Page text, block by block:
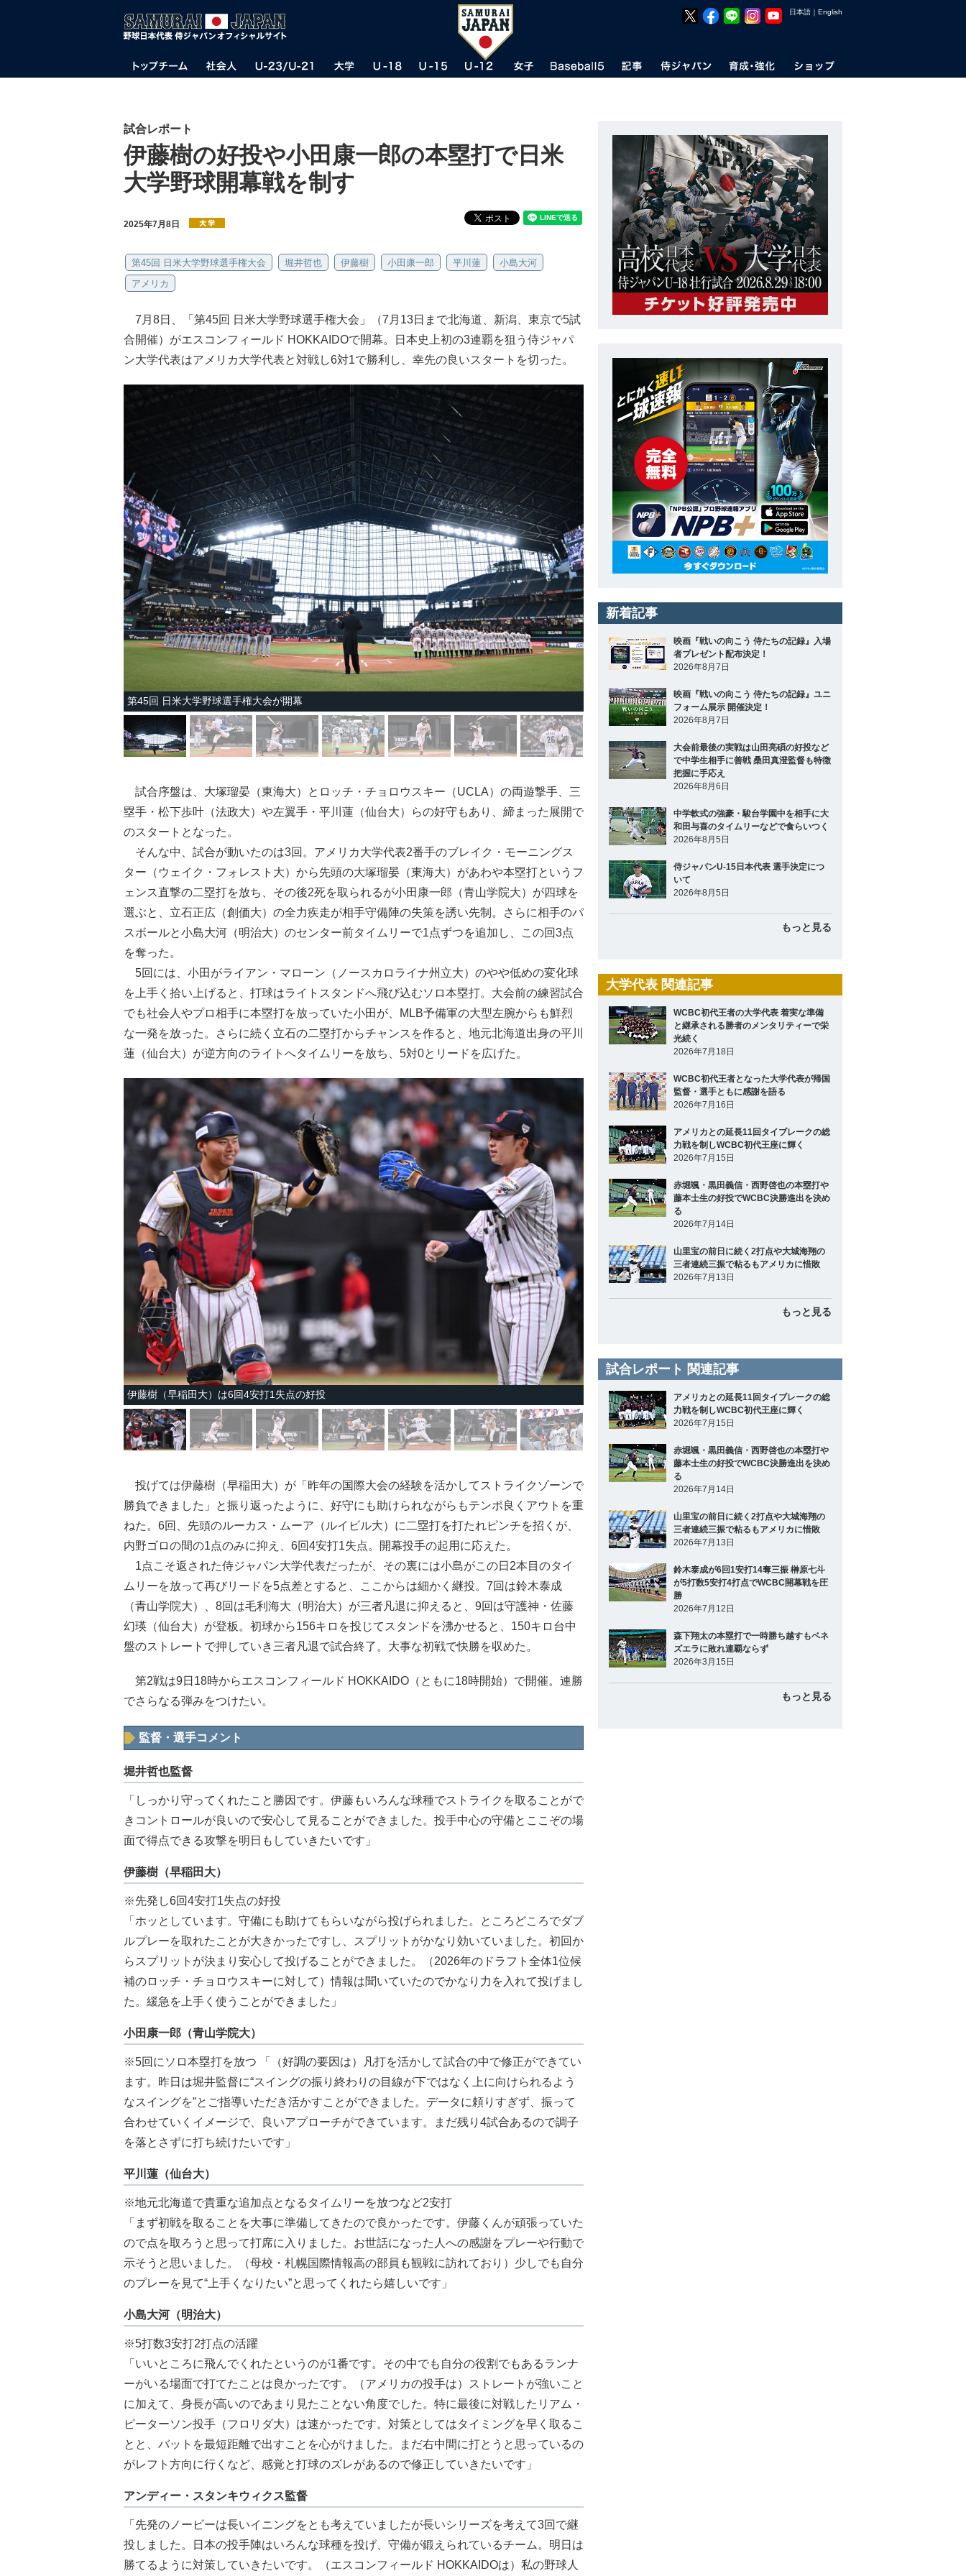
日本語 ｜ English
試合レポート
伊藤樹の好投や小田康一郎の本塁打で日米
大学野球開幕戦を制す
2025年7月8日
第45回 日米大学野球選手権大会 堀井哲也 伊藤樹 小田康一郎 平川蓮
小島大河
アメリカ
7月8日、「第45回 日米大学野球選手権大会」（7月13日まで北海道、新潟、東京で5試
合開催）がエスコンフィールド HOKKAIDOで開幕。日本史上初の3連覇を狙う侍ジャパ
ン大学代表はアメリカ大学代表と対戦し6対1で勝利し、幸先の良いスタートを切った。
第45回 日米大学野球選手権大会が開幕
試合序盤は、大塚瑠晏（東海大）とロッチ・チョロウスキー（UCLA）の両遊撃手、三
塁手・松下歩叶（法政大）や左翼手・平川蓮（仙台大）らの好守もあり、締まった展開で
のスタートとなった。
そんな中、試合が動いたのは3回。アメリカ大学代表2番手のブレイク・モーニングス
ター（ウェイク・フォレスト大）から先頭の大塚瑠晏（東海大）があわや本塁打というフ
ェンス直撃の二塁打を放ち、その後2死を取られるが小田康一郎（青山学院大）が四球を
選ぶと、立石正広（創価大）の全力疾走が相手守備陣の失策を誘い先制。さらに相手のパ
スボールと小島大河（明治大）のセンター前タイムリーで1点ずつを追加し、この回3点
を奪った。
5回には、小田がライアン・マローン（ノースカロライナ州立大）のやや低めの変化球
を上手く拾い上げると、打球はライトスタンドへ飛び込むソロ本塁打。大会前の練習試合
でも社会人やプロ相手に本塁打を放っていた小田が、MLB予備軍の大型左腕からも鮮烈
な一発を放った。さらに続く立石の二塁打からチャンスを作ると、地元北海道出身の平川
蓮（仙台大）が逆方向のライトへタイムリーを放ち、5対0とリードを広げた。
伊藤樹（早稲田大）は6回4安打1失点の好投
投げては伊藤樹（早稲田大）が「昨年の国際大会の経験を活かしてストライクゾーンで
勝負できました」と振り返ったように、好守にも助けられながらもテンポ良くアウトを重
ねた。6回、先頭のルーカス・ムーア（ルイビル大）に二塁打を打たれピンチを招くが、
内野ゴロの間の1点のみに抑え、6回4安打1失点。開幕投手の起用に応えた。
1点こそ返された侍ジャパン大学代表だったが、その裏には小島がこの日2本目のタイ
ムリーを放って再びリードを5点差とすると、ここからは細かく継投。7回は鈴木泰成
（青山学院大）、8回は毛利海大（明治大）が三者凡退に抑えると、9回は守護神・佐藤
幻瑛（仙台大）が登板。初球から156キロを投じてスタンドを沸かせると、150キロ台中
盤のストレートで押していき三者凡退で試合終了。大事な初戦で快勝を収めた。
第2戦は9日18時からエスコンフィールド HOKKAIDO（ともに18時開始）で開催。連勝
でさらなる弾みをつけたい。
監督・選手コメント
堀井哲也監督
「しっかり守ってくれたこと勝因です。伊藤もいろんな球種でストライクを取ることがで
きコントロールが良いので安心して見ることができました。投手中心の守備とここぞの場
面で得点できる攻撃を明日もしていきたいです」
伊藤樹（早稲田大）
※先発し6回4安打1失点の好投
「ホッとしています。守備にも助けてもらいながら投げられました。ところどころでダブ
ルプレーを取れたことが大きかったですし、スプリットがかなり効いていました。初回か
らスプリットが決まり安心して投げることができました。（2026年のドラフト全体1位候
補のロッチ・チョロウスキーに対して）情報は聞いていたのでかなり力を入れて投げまし
た。緩急を上手く使うことができました」
小田康一郎（青山学院大）
※5回にソロ本塁打を放つ 「（好調の要因は）凡打を活かして試合の中で修正ができてい
ます。昨日は堀井監督に“スイングの振り終わりの目線が下ではなく上に向けられるよう
なスイングを”とご指導いただき活かすことができました。データに頼りすぎず、振って
合わせていくイメージで、良いアプローチができています。まだ残り4試合あるので調子
を落とさずに打ち続けたいです」
平川蓮（仙台大）
※地元北海道で貴重な追加点となるタイムリーを放つなど2安打
「まず初戦を取ることを大事に準備してきたので良かったです。伊藤くんが頑張っていた
ので点を取ろうと思って打席に入りました。お世話になった人への感謝をプレーや行動で
示そうと思いました。（母校・札幌国際情報高の部員も観戦に訪れており）少しでも自分
のプレーを見て“上手くなりたい”と思ってくれたら嬉しいです」
小島大河（明治大）
※5打数3安打2打点の活躍
「いいところに飛んでくれたというのが1番です。その中でも自分の役割でもあるランナ
ーがいる場面で打てたことは良かったです。（アメリカの投手は）ストレートが強いこと
に加えて、身長が高いのであまり見たことない角度でした。特に最後に対戦したリアム・
ピーターソン投手（フロリダ大）は速かったです。対策としてはタイミングを早く取るこ
とと、バットを最短距離で出すことを心がけました。まだ右中間に打とうと思っているの
がレフト方向に行くなど、感覚と打球のズレがあるので修正していきたいです」
アンディー・スタンキウィクス監督
「先発のノービーは長いイニングをとも考えていましたが長いシリーズを考えて3回で継
投しました。日本の投手陣はいろんな球種を投げ、守備が鍛えられているチーム。明日は
勝てるように対策していきたいです。（エスコンフィールド HOKKAIDOは）私の野球人
新着記事
映画『戦いの向こう 侍たちの記録』入場
者プレゼント配布決定！
2026年8月7日
映画『戦いの向こう 侍たちの記録』ユニ
フォーム展示 開催決定！
2026年8月7日
大会前最後の実戦は山田亮碩の好投など
で中学生相手に善戦 桑田真澄監督も特徴
把握に手応え
2026年8月6日
中学軟式の強豪・駿台学園中を相手に大
和田与喜のタイムリーなどで食らいつく
2026年8月5日
侍ジャパンU-15日本代表 選手決定につ
いて
2026年8月5日
もっと見る
大学代表 関連記事
WCBC初代王者の大学代表 着実な準備
と継承される勝者のメンタリティーで栄
光続く
2026年7月18日
WCBC初代王者となった大学代表が帰国
監督・選手ともに感謝を語る
2026年7月16日
アメリカとの延長11回タイブレークの総
力戦を制しWCBC初代王座に輝く
2026年7月15日
赤堀颯・黒田義信・西野啓也の本塁打や
藤本士生の好投でWCBC決勝進出を決め
る
2026年7月14日
山里宝の前日に続く2打点や大城海翔の
三者連続三振で粘るもアメリカに惜敗
2026年7月13日
もっと見る
試合レポート 関連記事
アメリカとの延長11回タイブレークの総
力戦を制しWCBC初代王座に輝く
2026年7月15日
赤堀颯・黒田義信・西野啓也の本塁打や
藤本士生の好投でWCBC決勝進出を決め
る
2026年7月14日
山里宝の前日に続く2打点や大城海翔の
三者連続三振で粘るもアメリカに惜敗
2026年7月13日
鈴木泰成が6回1安打14奪三振 榊原七斗
が5打数5安打4打点でWCBC開幕戦を圧
勝
2026年7月12日
森下翔太の本塁打で一時勝ち越すもベネ
ズエラに敗れ連覇ならず
2026年3月15日
もっと見る